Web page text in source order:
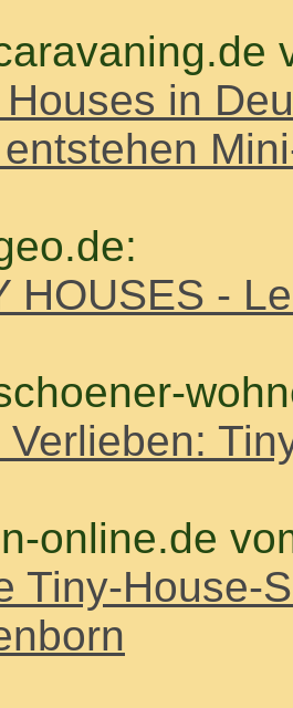
in
HOUSES -
Verlieben:
online.de
Tiny-House-